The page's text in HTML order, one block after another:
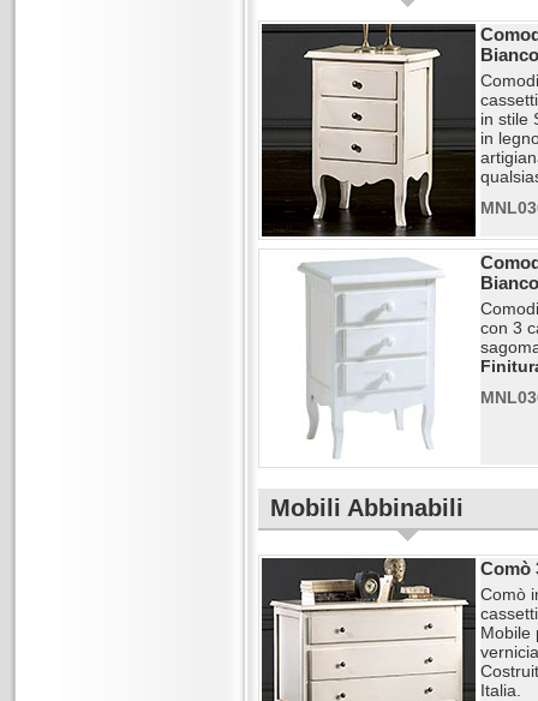
in stile
in
con 3
Mobili Abbinabili
Comò
Comò
Mobile
Italia.